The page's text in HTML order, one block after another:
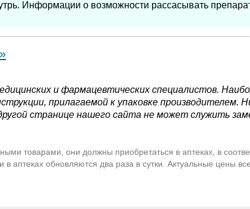
Информации о возможности рассасывать
и фармацевтических специалистов.
прилагаемой к упаковке производителем.
странице нашего сайта не может служить
товарами, они должны приобретаться в аптеках, в
обновляются два раза в сутки. Актуальные цены